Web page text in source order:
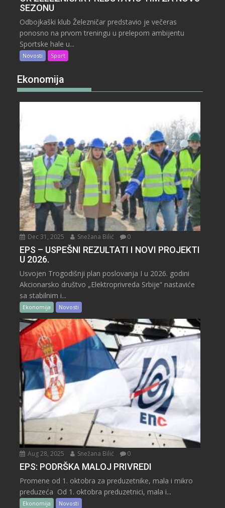
SEZONU
Odbojkaški klub Železničar predstavio je večeras
ponosno na prvom treningu u prelepom ambijentu
Sportske hale u...
Novosti Sport
Ekonomija
Dec 31, 2025 Snežana Bilić 0
EPS – USPEŠNI REZULTATI I NOVI PROJEKTI
U 2026.
Usvojen Trogodišnji plan poslovanja I u 2026. godini
Akcionarsko društvo „Elektroprivreda Srbije“ nastaviće
sa stabilnim i...
Ekonomija Novosti
Aug 28, 2025 Snežana Bilić 0
EPS: PODRŠKA MALOJ PRIVREDI
Promene od 1. oktobra za preduzetnike, mala i mikro
preduzeća Od 1. oktobra preduzetnici, mala i...
Ekonomija Novosti